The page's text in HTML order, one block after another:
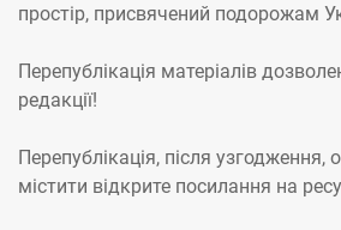
простір, присвячений подорожам
Перепублікація матеріалів
редакції!
Перепублікація, після узгодження,
містити відкрите посилання на